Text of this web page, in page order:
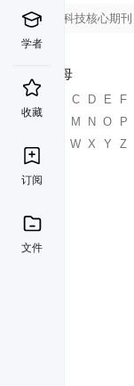
学者
收藏
订阅
文件
中国科技核心期刊
首字母
C D E F
K
M N O P
W X Y Z